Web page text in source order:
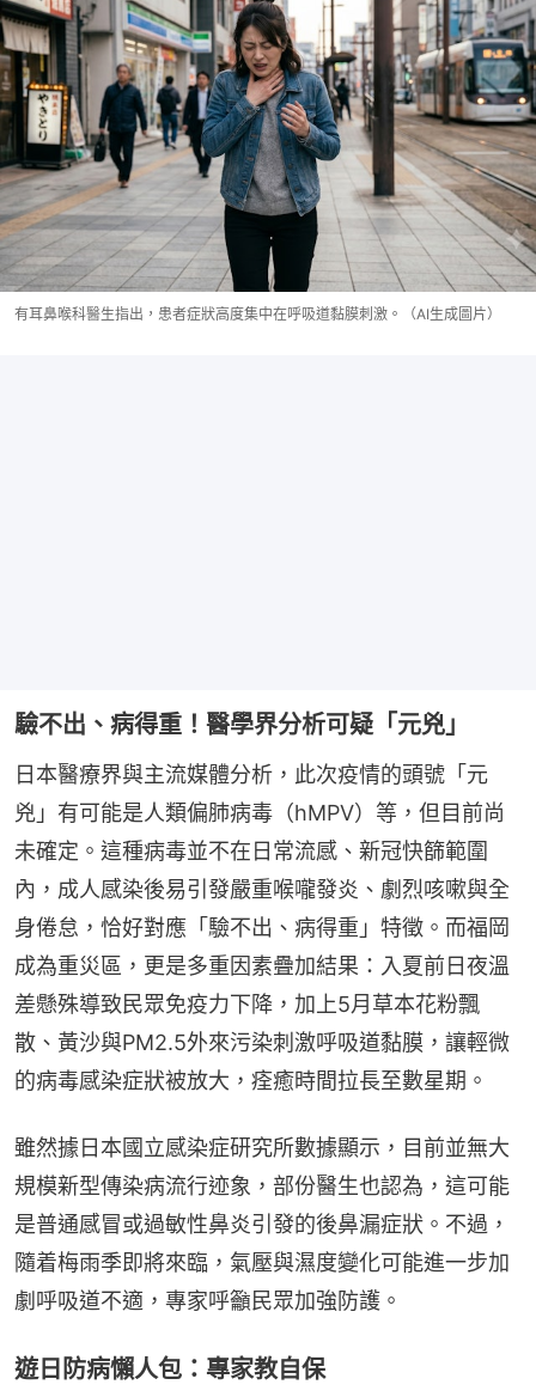
有耳鼻喉科醫生指出，患者症狀高度集中在呼吸道黏膜刺激。（AI生成圖片）
驗不出、病得重！醫學界分析可疑「元兇」
日本醫療界與主流媒體分析，此次疫情的頭號「元
兇」有可能是人類偏肺病毒（hMPV）等，但目前尚
未確定。這種病毒並不在日常流感、新冠快篩範圍
內，成人感染後易引發嚴重喉嚨發炎、劇烈咳嗽與全
身倦怠，恰好對應「驗不出、病得重」特徵。而福岡
成為重災區，更是多重因素疊加結果：入夏前日夜溫
差懸殊導致民眾免疫力下降，加上5月草本花粉飄
散、黃沙與PM2.5外來污染刺激呼吸道黏膜，讓輕微
的病毒感染症狀被放大，痊癒時間拉長至數星期。
雖然據日本國立感染症研究所數據顯示，目前並無大
規模新型傳染病流行迹象，部份醫生也認為，這可能
是普通感冒或過敏性鼻炎引發的後鼻漏症狀。不過，
隨着梅雨季即將來臨，氣壓與濕度變化可能進一步加
劇呼吸道不適，專家呼籲民眾加強防護。
遊日防病懶人包：專家教自保